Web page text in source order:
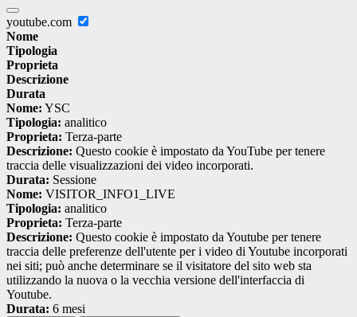
youtube.com
Nome
Tipologia
Proprieta
Descrizione
Durata
Nome: YSC
Tipologia: analitico
Proprieta: Terza-parte
Descrizione: Questo cookie è impostato da YouTube per tenere
traccia delle visualizzazioni dei video incorporati.
Durata: Sessione
Nome: VISITOR_INFO1_LIVE
Tipologia: analitico
Proprieta: Terza-parte
Descrizione: Questo cookie è impostato da Youtube per tenere
traccia delle preferenze dell'utente per i video di Youtube incorporati
nei siti; può anche determinare se il visitatore del sito web sta
utilizzando la nuova o la vecchia versione dell'interfaccia di
Youtube.
Durata: 6 mesi